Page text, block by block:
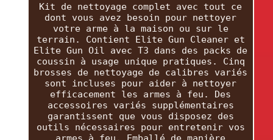
Kit de nettoyage complet avec tout ce
dont vous avez besoin pour nettoyer
votre arme à la maison ou sur le
terrain. Contient Elite Gun Cleaner et
Elite Gun Oil avec T3 dans des packs de
coussin à usage unique pratiques. Cinq
brosses de nettoyage de calibres variés
sont incluses pour aider à nettoyer
efficacement les armes à feu. Des
accessoires variés supplémentaires
garantissent que vous disposez des
outils nécessaires pour entretenir vos